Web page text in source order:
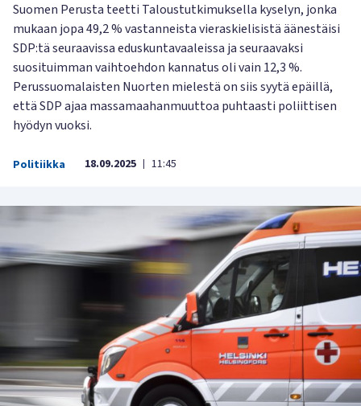
Suomen Perusta teetti Taloustutkimuksella kyselyn, jonka
mukaan jopa 49,2 % vastanneista vieraskielisistä äänestäisi
SDP:tä seuraavissa eduskuntavaaleissa ja seuraavaksi
suosituimman vaihtoehdon kannatus oli vain 12,3 %.
Perussuomalaisten Nuorten mielestä on siis syytä epäillä,
että SDP ajaa massamaahanmuuttoa puhtaasti poliittisen
hyödyn vuoksi.
Politiikka 18.09.2025 11:45